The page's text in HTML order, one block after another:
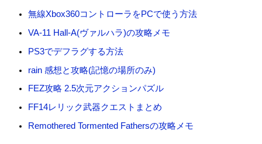
無線Xbox360コントローラをPCで使う方法
VA-11 Hall-A(ヴァルハラ)の攻略メモ
PS3でデフラグする方法
rain 感想と攻略(記憶の場所のみ)
FEZ攻略 2.5次元アクションパズル
FF14レリック武器クエストまとめ
Remothered Tormented Fathersの攻略メモ